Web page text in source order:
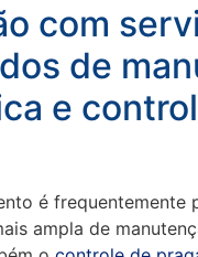
com
de
e
é frequentemente
ampla de